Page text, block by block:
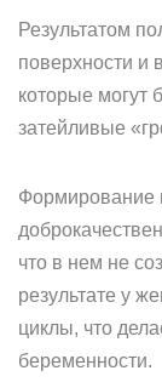
Результатом
поверхности и
которые могут
затейливые
Формирование
что в нем не
результате у
циклы, что
беременности.